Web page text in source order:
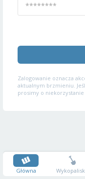
Zalogowanie oznacza
aktualnym brzmieniu.
prosimy o niekorzystanie
Główna